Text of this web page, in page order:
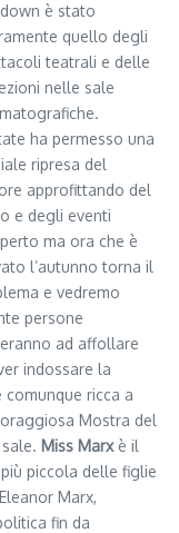
è stato
quello degli
teatrali e delle
nelle sale
ha permesso una
ripresa del
approfittando del
e degli eventi
ma ora che è
l’autunno torna il
e vedremo
persone
ad affollare
indossare la
ricca a
Mostra del
Miss Marxè il
piccola delle figlie
Marx,
fin da